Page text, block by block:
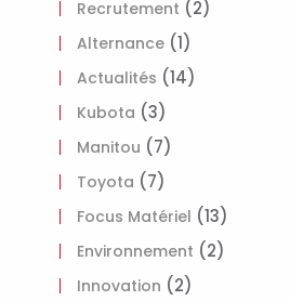
Recrutement (2)
Alternance (1)
Actualités (14)
Kubota (3)
Manitou (7)
Toyota (7)
Focus Matériel (13)
Environnement (2)
Innovation (2)